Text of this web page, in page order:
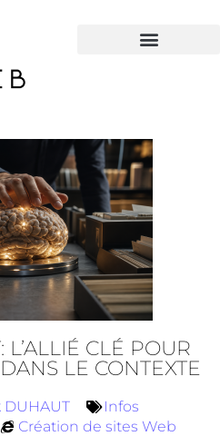
CLÉ POUR
LE CONTEXTE
DUHAUT
Infos
Création de sites Web